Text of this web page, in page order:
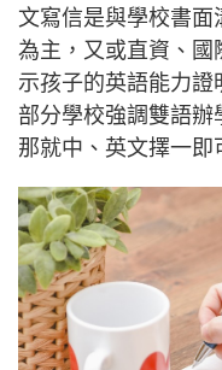
文寫信是與學校書
為主，又或直資、國
示孩子的英語能力證
部分學校強調雙語
那就中、英文擇一即